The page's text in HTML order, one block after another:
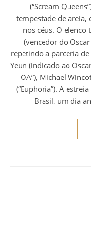
(“Scream
tempestade de areia,
nos céus. O elenco
(vencedor do Oscar
repetindo a parceria de
Yeun (indicado ao
OA”), Michael
(“Euphoria”). A
Brasil, um dia